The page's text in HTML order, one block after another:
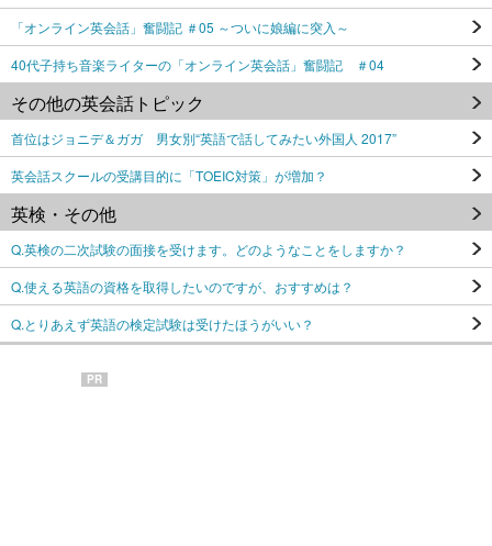
「オンライン英会話」奮闘記 ＃05 ～ついに娘編に突入～
40代子持ち音楽ライターの「オンライン英会話」奮闘記 ＃04
その他の英会話トピック
首位はジョニデ＆ガガ 男女別“英語で話してみたい外国人 2017”
英会話スクールの受講目的に「TOEIC対策」が増加？
英検・その他
Q.英検の二次試験の面接を受けます。どのようなことをしますか？
Q.使える英語の資格を取得したいのですが、おすすめは？
Q.とりあえず英語の検定試験は受けたほうがいい？
PR